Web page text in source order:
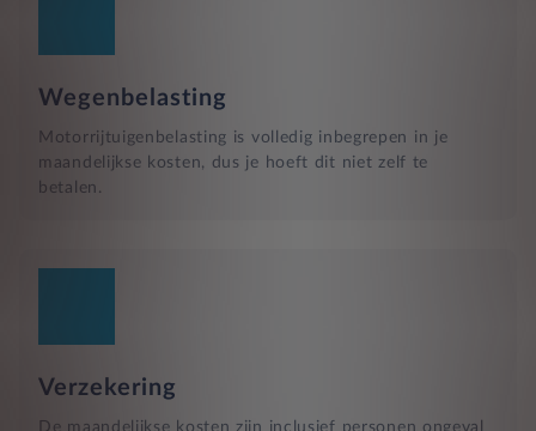
Wegenbelasting
Motorrijtuigenbelasting is volledig inbegrepen in je
maandelijkse kosten, dus je hoeft dit niet zelf te
betalen.
Verzekering
De maandelijkse kosten zijn inclusief personen ongeval